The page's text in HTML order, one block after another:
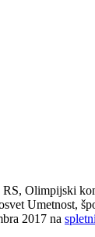
Olimpijski
Umetnost,
2017 na